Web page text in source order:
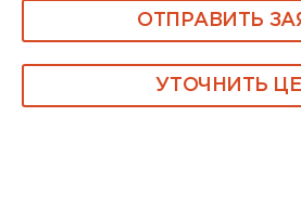
ОТПРАВИТЬ
УТОЧНИТЬ